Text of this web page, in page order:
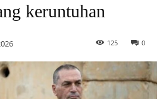
keruntuhan
0
125